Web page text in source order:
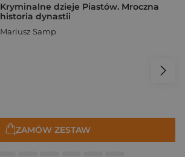
Kryminalne dzieje Piastów. Mroczna
historia dynastii
Mariusz Samp
ZAMÓW ZESTAW